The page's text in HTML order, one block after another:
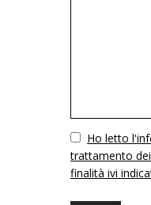
VuotoHo letto
trattamento
finalità ivi